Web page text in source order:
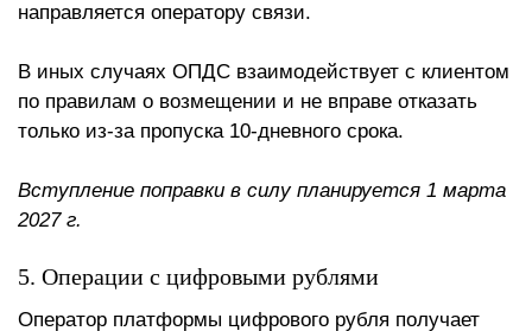
направляется оператору связи.
В иных случаях ОПДС взаимодействует с клиентом
по правилам о возмещении и не вправе отказать
только из-за пропуска 10-дневного срока.
Вступление поправки в силу планируется 1 марта
2027 г.
5. Операции с цифровыми рублями
Оператор платформы цифрового рубля получает